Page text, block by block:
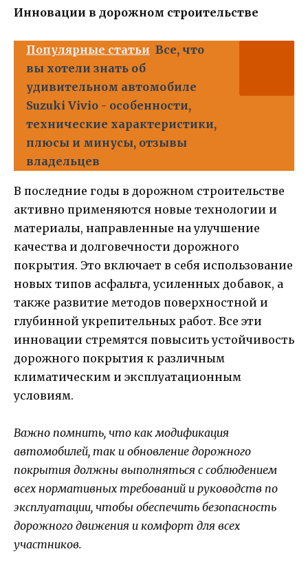
Инновации в дорожном строительстве
Популярные статьи Все, что
вы хотели знать об
удивительном автомобиле
Suzuki Vivio - особенности,
технические характеристики,
плюсы и минусы, отзывы
владельцев
В последние годы в дорожном строительстве
активно применяются новые технологии и
материалы, направленные на улучшение
качества и долговечности дорожного
покрытия. Это включает в себя использование
новых типов асфальта, усиленных добавок, а
также развитие методов поверхностной и
глубинной укрепительных работ. Все эти
инновации стремятся повысить устойчивость
дорожного покрытия к различным
климатическим и эксплуатационным
условиям.
Важно помнить, что как модификация
автомобилей, так и обновление дорожного
покрытия должны выполняться с соблюдением
всех нормативных требований и руководств по
эксплуатации, чтобы обеспечить безопасность
дорожного движения и комфорт для всех
участников.